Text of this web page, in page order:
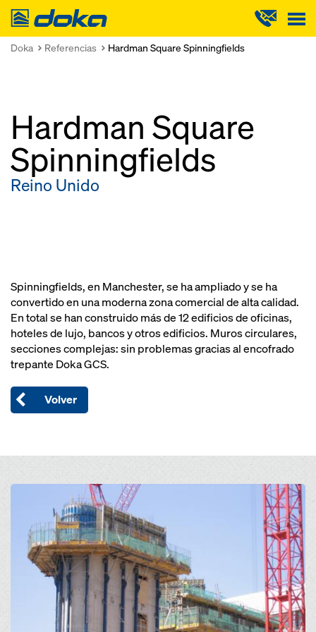
Doka
Doka Referencias Hardman Square Spinningfields
Hardman Square
Spinningfields
Reino Unido
Spinningfields, en Manchester, se ha ampliado y se ha
convertido en una moderna zona comercial de alta calidad.
En total se han construido más de 12 edificios de oficinas,
hoteles de lujo, bancos y otros edificios. Muros circulares,
secciones complejas: sin problemas gracias al encofrado
trepante Doka GCS.
Volver
Open